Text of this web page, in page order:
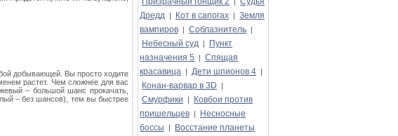
добывающей. Вы просто ходите
растет. Чем сложнее для вас
– большой шанс прокачать,
– без шансов), тем вы быстрее
Дредд | Кот в сапогах | Земля
вампиров | Соблазнитель |
Небесный суд |
Пункт
назначения 5
| Спящая
красавица | Дети шпионов 4 |
Конан-варвар в 3D |
Смурфики |
Ковбои против
пришельцев |
Несносные
боссы
|
Восстание планеты